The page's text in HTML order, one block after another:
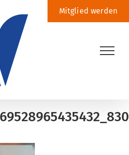
Mitglied werden